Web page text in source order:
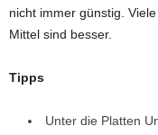
nicht immer günstig.
Mittel sind besser.
Tipps
Unter die Platten